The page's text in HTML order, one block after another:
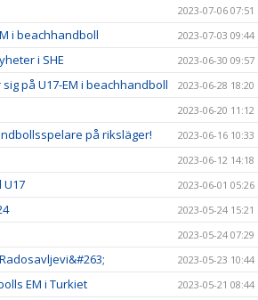
2023-07-06 07:51
i beachhandboll 2023-07-03 09:44
i SHE 2023-06-30 09:57
på U17-EM i beachhandboll 2023-06-28 18:20
2023-06-20 11:12
på riksläger! 2023-06-16 10:33
2023-06-12 14:18
U17 2023-06-01 05:26
2023-05-24 15:21
2023-05-24 07:29
2023-05-23 10:44
EM i Turkiet 2023-05-21 08:44